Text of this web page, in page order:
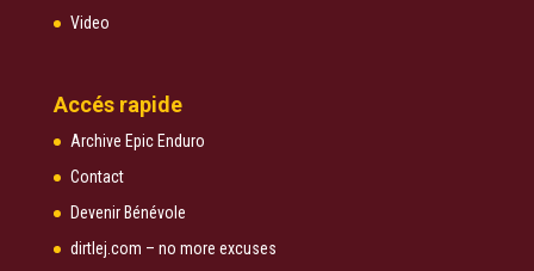
Video
Accés rapide
Archive Epic Enduro
Contact
Devenir Bénévole
dirtlej.com – no more excuses